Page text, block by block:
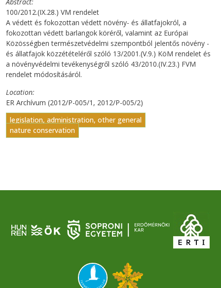
100/2012.(IX.28.) VM rendelet
A védett és fokozottan védett növény- és állatfajokról, a
fokozottan védett barlangok köréről, valamint az Európai
Közösségben természetvédelmi szempontból jelentős növény -
és állatfajok közzétételéről szóló 13/2001.(V.9.) KöM rendelet és
a növényvédelmi tevékenységről szóló 43/2010.(IV.23.) FVM
rendelet módosításáról.
Location
ER Archívum (2012/P-005/1, 2012/P-005/2)
legislation, administration, other general
nature conservation